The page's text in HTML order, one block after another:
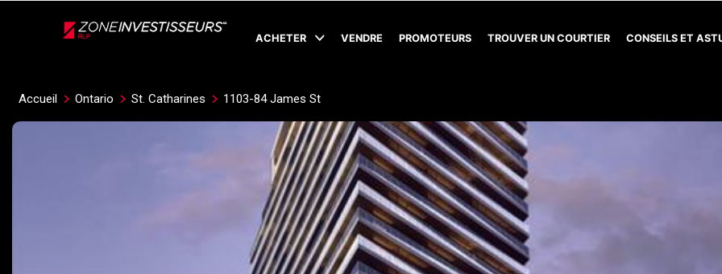
ACHETER VENDRE PROMOTEURS TROUVER UN COURTIER CONSEILS ET
Accueil Ontario St. Catharines 1103-84 James St